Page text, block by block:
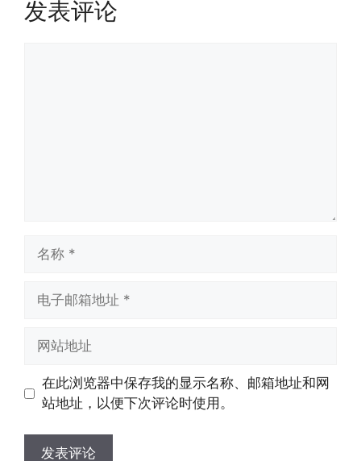
发表评论
址
址
在此浏览器中保存我的显示名称、邮箱地址和网
站地址，以便下次评论时使用。